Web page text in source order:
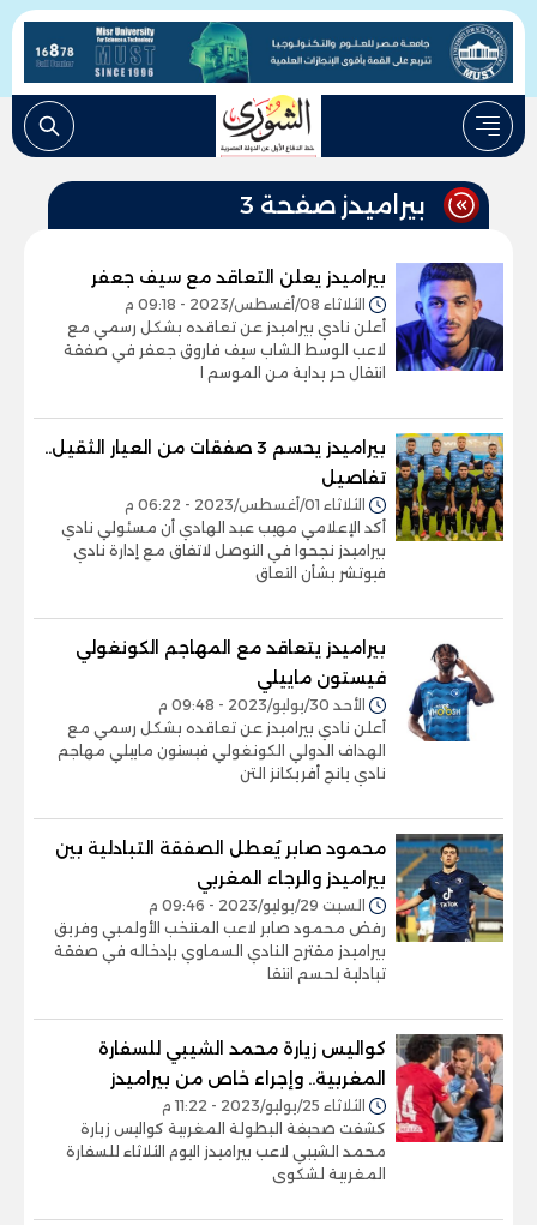
بيراميدز صفحة 3
بيراميدز يعلن التعاقد مع سيف جعفر
الثلاثاء 08/أغسطس/2023 - 09:18 م
أعلن نادي بيراميدز عن تعاقده بشكل رسمي مع
لاعب الوسط الشاب سيف فاروق جعفر في صفقة
انتقال حر بداية من الموسم ا
بيراميدز يحسم 3 صفقات من العيار الثقيل..
تفاصيل
الثلاثاء 01/أغسطس/2023 - 06:22 م
أكد الإعلامي مهيب عبد الهادي أن مسئولي نادي
بيراميدز نجحوا في التوصل لاتفاق مع إدارة نادي
فيوتشر بشأن التعاق
بيراميدز يتعاقد مع المهاجم الكونغولي
فيستون ماييلي
الأحد 30/يوليو/2023 - 09:48 م
أعلن نادي بيراميدز عن تعاقده بشكل رسمي مع
الهداف الدولي الكونغولي فيستون ماييلي مهاجم
نادي يانج أفريكانز التن
محمود صابر يُعطل الصفقة التبادلية بين
بيراميدز والرجاء المغربي
السبت 29/يوليو/2023 - 09:46 م
رفض محمود صابر لاعب المنتخب الأولمبي وفريق
بيراميدز مقترح النادي السماوي بإدخاله في صفقة
تبادلية لحسم انتقا
كواليس زيارة محمد الشيبي للسفارة
المغربية.. وإجراء خاص من بيراميدز
الثلاثاء 25/يوليو/2023 - 11:22 م
كشفت صحيفة البطولة المغربية كواليس زيارة
محمد الشيبي لاعب بيراميدز اليوم الثلاثاء للسفارة
المغربية لشكوى